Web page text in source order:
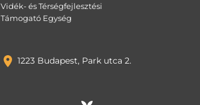
Vidék- és Térségfejlesztési
Támogató Egység
1223 Budapest, Park utca 2.